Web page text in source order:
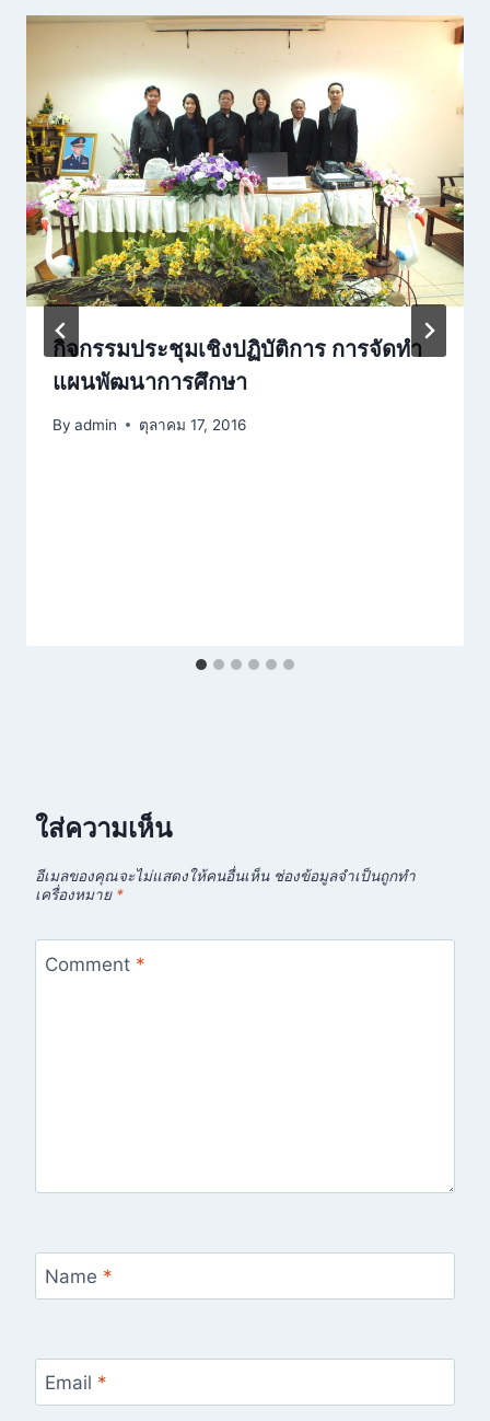
กิจกรรมประชุมเชิงปฏิบัติการ การจัดทำ
แผนพัฒนาการศึกษา
By admin ตุลาคม 17, 2016
ใส่ความเห็น
อีเมลของคุณจะไม่แสดงให้คนอื่นเห็น ช่องข้อมูลจำเป็นถูกทำ
เครื่องหมาย *
Comment *
Name *
Email *